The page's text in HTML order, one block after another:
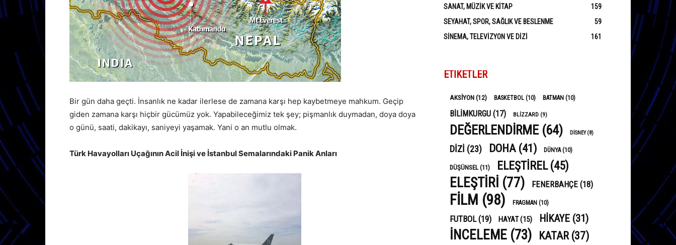
Bir gün daha geçti. İnsanlık ne kadar ilerlese de zamana karşı hep kaybetmeye mahkum. Geçip
giden zamana karşı hiçbir gücümüz yok. Yapabileceğimiz tek şey; pişmanlık duymadan, doya doya
o günü, saati, dakikayı, saniyeyi yaşamak. Yani o an mutlu olmak.
Türk Havayolları Uçağının Acil İnişi ve İstanbul Semalarındaki Panik Anları
SANAT, MÜZIK VE KITAP
159
SEYAHAT, SPOR, SAĞLIK VE BESLENME
59
SINEMA, TELEVIZYON VE DIZI
161
ETIKETLER
AKSIYON(12) BASKETBOL (10) BATMAN (10)
BILIMKURGU (17) BLIZZARD (9)
DEĞERLENDIRME (64) DISNEY(8)
DIZI (23) DOHA (41) DÜNYA(10)
DÜŞÜNSEL(11) ELEŞTIREL(45)
ELEŞTIRI (77) FENERBAHÇE (18)
FILM (98) FRAGMAN (10)
FUTBOL(19) HAYAT(15) HIKAYE (31)
INCELEME (73) KATAR(37)